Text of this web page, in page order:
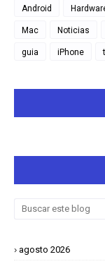
Android
Mac Noticias
guia iPhone
agosto 2026